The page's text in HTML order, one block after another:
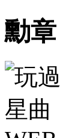
勳章